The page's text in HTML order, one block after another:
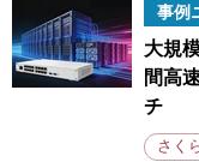
事例
大規
間高
チ
さく